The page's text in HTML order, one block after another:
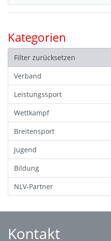
Kategorien
Filter zurücksetzen
Verband
Leistungssport
Wettkampf
Breitensport
Jugend
Bildung
NLV-Partner
Kontakt